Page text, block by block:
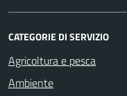
CATEGORIE DI SERVIZIO
Agricoltura e pesca
Ambiente